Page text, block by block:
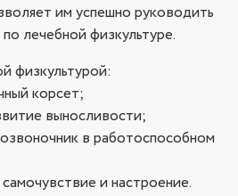
им успешно руководить
лечебной физкультуре.
физкультурой:
корсет;
выносливости;
в работоспособном
и настроение.